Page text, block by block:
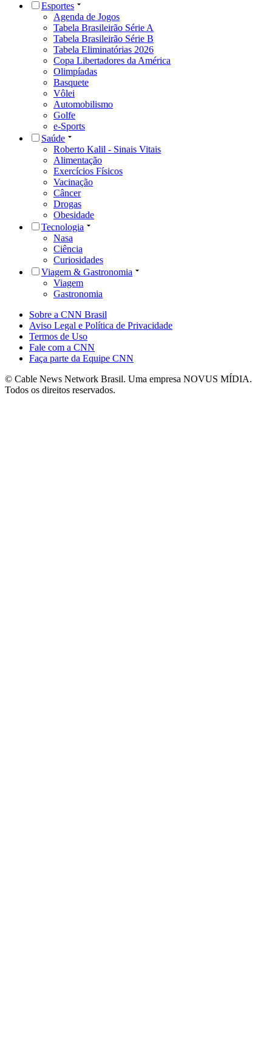
Esportes
Agenda de Jogos
Tabela Brasileirão Série A
Tabela Brasileirão Série B
Tabela Eliminatórias 2026
Copa Libertadores da América
Olimpíadas
Basquete
Vôlei
Automobilismo
Golfe
e-Sports
Saúde
Roberto Kalil - Sinais Vitais
Alimentação
Exercícios Físicos
Vacinação
Câncer
Drogas
Obesidade
Tecnologia
Nasa
Ciência
Curiosidades
Viagem & Gastronomia
Viagem
Gastronomia
Sobre a CNN Brasil
Aviso Legal e Política de Privacidade
Termos de Uso
Fale com a CNN
Faça parte da Equipe CNN
© Cable News Network Brasil. Uma empresa NOVUS MÍDIA.
Todos os direitos reservados.